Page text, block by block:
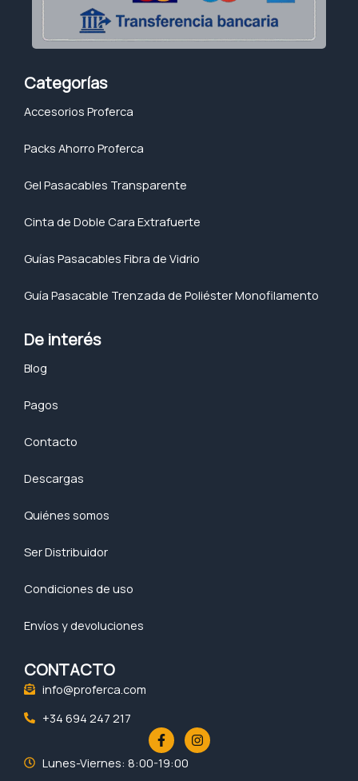
Categorías
Accesorios Proferca
Packs Ahorro Proferca
Gel Pasacables Transparente
Cinta de Doble Cara Extrafuerte
Guías Pasacables Fibra de Vidrio
Guía Pasacable Trenzada de Poliéster Monofilamento
De interés
Blog
Pagos
Contacto
Descargas
Quiénes somos
Ser Distribuidor
Condiciones de uso
Envíos y devoluciones
CONTACTO
info@proferca.com
+34 694 247 217
F
a
c
e
I
n
s
Lunes-Viernes: 8:00-19:00